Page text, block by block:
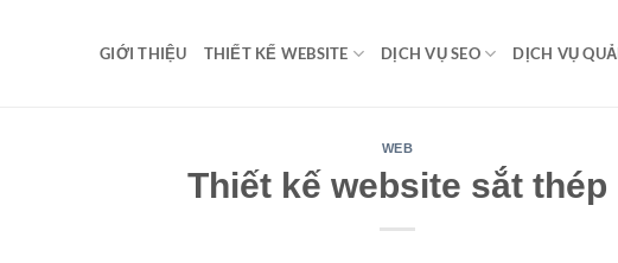
GIỚI THIỆU THIẾT KẾ WEBSITE DỊCH VỤ SEO DỊCH VỤ
WEB
Thiết kế website sắt thép